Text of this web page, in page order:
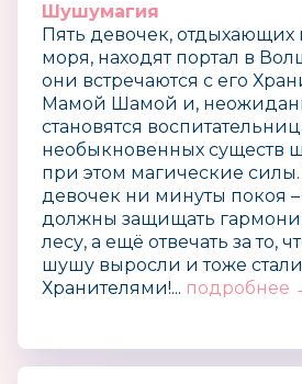
Шушумагия
Пять девочек, отдыхающих
моря, находят портал в
они встречаются с его
Мамой Шамой и,
становятся
необыкновенных существ
при этом магические
девочек ни минуты покоя
должны защищать
лесу, а ещё отвечать за то,
шушу выросли и тоже
Хранителями!... подробнее